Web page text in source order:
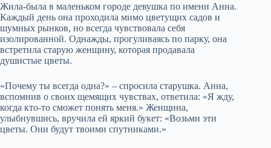
Жила-была в маленьком городе девушка по имени Анна.
Каждый день она проходила мимо цветущих садов и
шумных рынков, но всегда чувствовала себя
изолированной. Однажды, прогуливаясь по парку, она
встретила старую женщину, которая продавала
душистые цветы.
«Почему ты всегда одна?» – спросила старушка. Анна,
вспомнив о своих щемящих чувствах, ответила: «Я жду,
когда кто-то сможет понять меня.» Женщина,
улыбнувшись, вручила ей яркий букет: «Возьми эти
цветы. Они будут твоими спутниками.»